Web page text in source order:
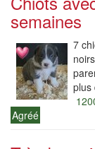
semaines
7
plus
Agréé